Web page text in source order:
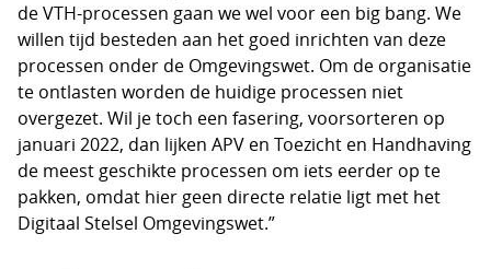
de VTH-processen gaan we wel voor een big bang. We
willen tijd besteden aan het goed inrichten van deze
processen onder de Omgevingswet. Om de organisatie
te ontlasten worden de huidige processen niet
overgezet. Wil je toch een fasering, voorsorteren op
januari 2022, dan lijken APV en Toezicht en Handhaving
de meest geschikte processen om iets eerder op te
pakken, omdat hier geen directe relatie ligt met het
Digitaal Stelsel Omgevingswet.”